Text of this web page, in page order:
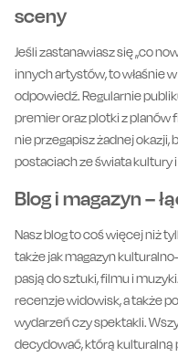
sceny
Jeśli zastanawiasz się „co
innych artystów, to właśnie
odpowiedź. Regularnie
premier oraz plotki z planów
nie przegapisz żadnej
postaciach ze świata kultury
Blog i magazyn –
Nasz blog to coś więcej niż
także jak magazyn
pasją do sztuki, filmu i
recenzje widowisk, a także
wydarzeń czy spektakli.
decydować, którą